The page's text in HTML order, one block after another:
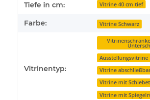
Tiefe in cm: Vitrine 40 cm tief
Farbe: Vitrine Schwarz
Vitrinentyp:
Ausstellungsvitrine
Vitrine
Vitrine mit
Vitrine mit